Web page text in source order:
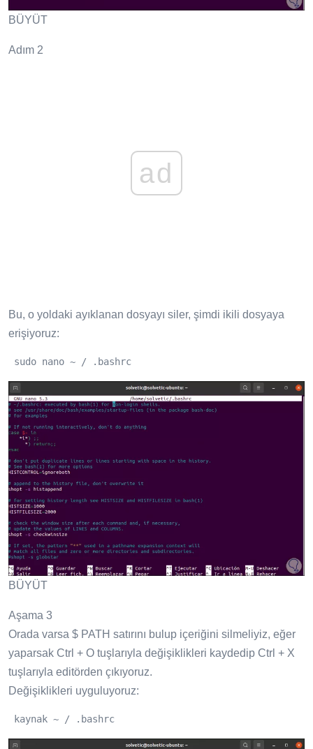
BÜYÜT
Adım 2
ad
Bu, o yoldaki ayıklanan dosyayı siler, şimdi ikili dosyaya
erişiyoruz:
sudo nano ~ / .bashrc
BÜYÜT
Aşama 3
Orada varsa $ PATH satırını bulup içeriğini silmeliyiz, eğer
yaparsak Ctrl + O tuşlarıyla değişiklikleri kaydedip Ctrl + X
tuşlarıyla editörden çıkıyoruz.
Değişiklikleri uyguluyoruz:
kaynak ~ / .bashrc